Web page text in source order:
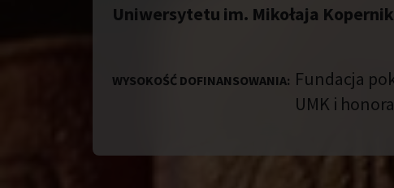
Uniwersytetu im. Mikołaja
WYSOKOŚĆ DOFINANSOWANIA: Fundacja
UMK i